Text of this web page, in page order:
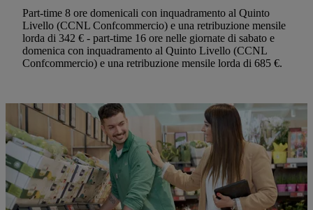
Part-time 8 ore domenicali con inquadramento al Quinto
Livello (CCNL Confcommercio) e una retribuzione mensile
lorda di 342 € - part-time 16 ore nelle giornate di sabato e
domenica con inquadramento al Quinto Livello (CCNL
Confcommercio) e una retribuzione mensile lorda di 685 €.